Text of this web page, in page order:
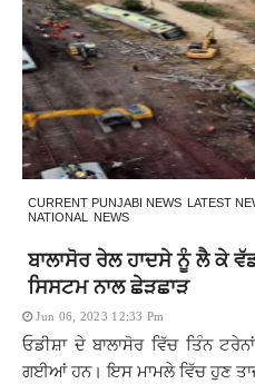
CURRENT PUNJABI NEWS LATEST
NATIONAL
NEWS
ਬਾਲਾਸੋਰ ਰੇਲ ਹਾਦਸੇ ਨੂੰ ਲੈ ਕੇ
ਸਿਸਟਮ ਨਾਲ ਛੇੜਛਾੜ
Jun 06, 2023 12:33 Pm
ਓਡੀਸ਼ਾ ਦੇ ਬਾਲਾਸੋਰ ਵਿੱਚ ਤਿੰਨ
ਗਈਆਂ ਹਨ। ਇਸ ਮਾਮਲੇ ਵਿੱਚ ਹੁਣ